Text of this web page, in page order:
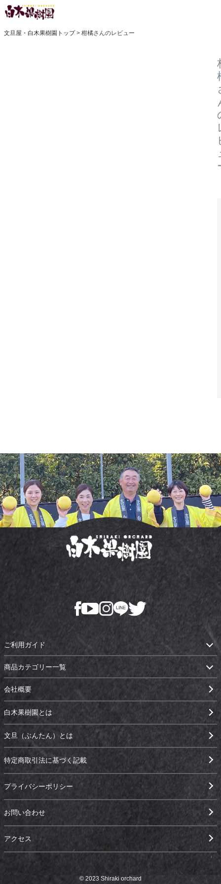
文旦屋・白木果樹園トップ 柑橘さんのレビュー
ご利用ガイド
商品カテゴリー一覧
会社概要
白木果樹園とは
文旦（ぶんたん）とは
特定商取引法に基づく記載
プライバシーポリシー
お問い合わせ
アクセス
© 2023 Shiraki orchard